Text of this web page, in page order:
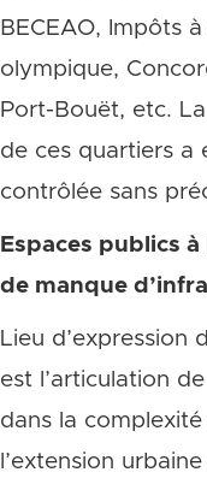
BECEAO, Impôts
olympique,
Port-Bouët, etc.
de ces quartiers a
contrôlée sans
Espaces publics
de manque
Lieu d’expression
est l’articulation
dans la
l’extension